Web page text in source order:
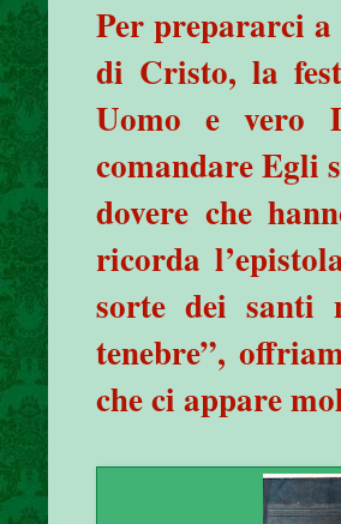
Per prepararci a
di Cristo, la
Uomo e vero
comandare Egli
dovere che
ricorda
sorte dei santi
tenebre”,
che ci appare